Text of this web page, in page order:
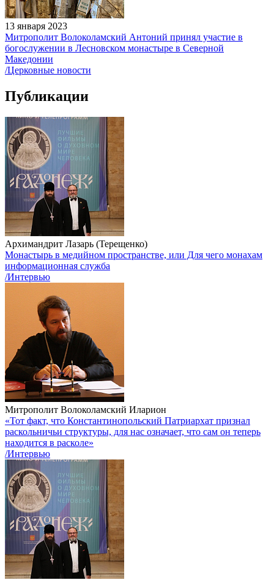
13 января 2023
Митрополит Волоколамский Антоний принял участие в
богослужении в Лесновском монастыре в Северной
Македонии
/Церковные новости
Публикации
Архимандрит Лазарь (Терещенко)
Монастырь в медийном пространстве, или Для чего монахам
информационная служба
/Интервью
Митрополит Волоколамский Иларион
«Тот факт, что Константинопольский Патриархат признал
раскольничьи структуры, для нас означает, что сам он теперь
находится в расколе»
/Интервью